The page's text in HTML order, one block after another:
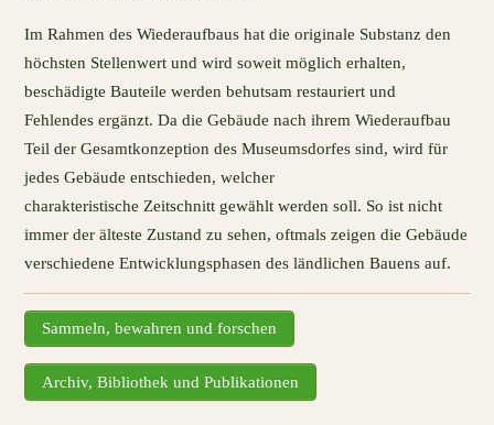
Im Rahmen des Wiederaufbaus hat die originale Substanz den
höchsten Stellenwert und wird soweit möglich erhalten,
beschädigte Bauteile werden behutsam restauriert und
Fehlendes ergänzt. Da die Gebäude nach ihrem Wiederaufbau
Teil der Gesamtkonzeption des Museumsdorfes sind, wird für
jedes Gebäude entschieden, welcher
charakteristische Zeitschnitt gewählt werden soll. So ist nicht
immer der älteste Zustand zu sehen, oftmals zeigen die Gebäude
verschiedene Entwicklungsphasen des ländlichen Bauens auf.
Sammeln, bewahren und forschen
Archiv, Bibliothek und Publikationen